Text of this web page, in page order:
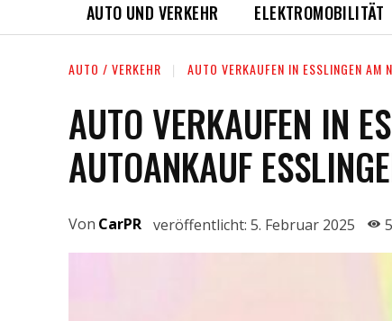
AUTO UND VERKEHR ELEKTROMOBILITÄT
AUTO / VERKEHR AUTO VERKAUFEN IN ESSLINGEN
AUTO VERKAUFEN IN
AUTOANKAUF
Von CarPR veröffentlicht: 5. Februar 2025